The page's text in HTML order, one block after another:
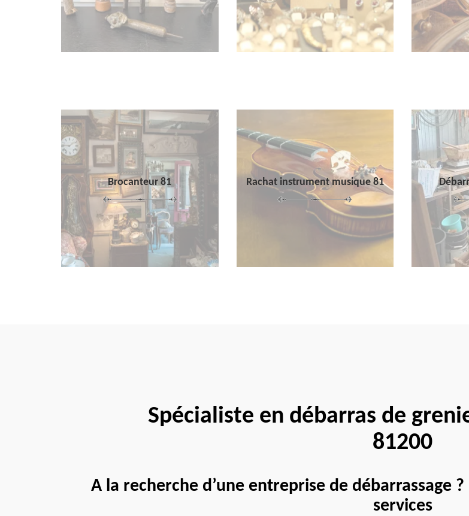
Brocanteur 81 Rachat instrument musique 81
Spécialiste en débarras de
81200
A la recherche d’une entreprise de débarrassage
services